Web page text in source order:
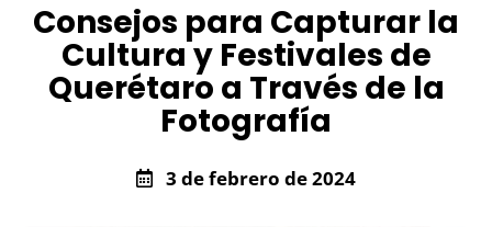
Consejos para Capturar la
Cultura y Festivales de
Querétaro a Través de la
Fotografía
3 de febrero de 2024